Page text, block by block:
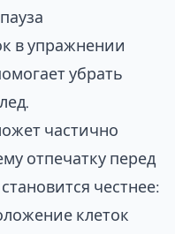
в упражнении
убрать
частично
отпечатку перед
честнее:
клеток